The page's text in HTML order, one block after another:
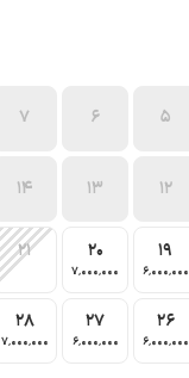
5
6
7
12
13
14
19
6٬000٬000
20
7٬000٬000
21
26
6٬000٬000
27
6٬000٬000
28
7٬000٬000